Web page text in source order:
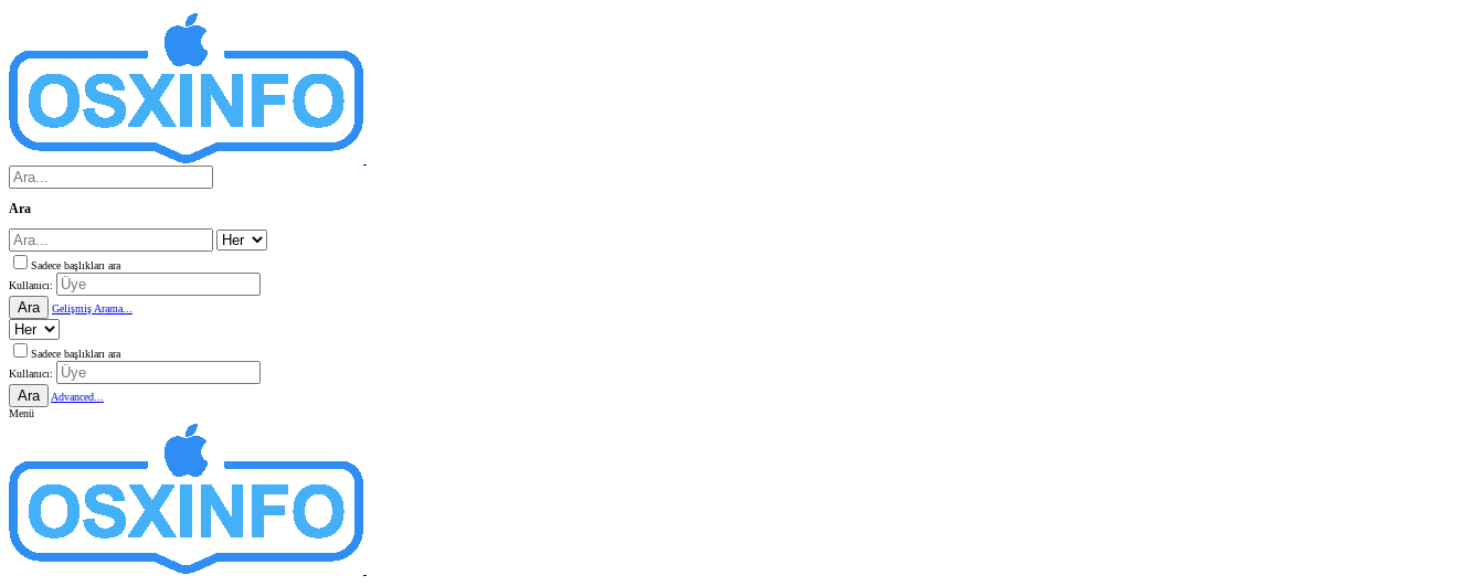
Ara
Sadece başlıkları ara
Kullanıcı:
Ara Gelişmiş Arama...
Sadece başlıkları ara
Kullanıcı:
Ara
Advanced...
Menü